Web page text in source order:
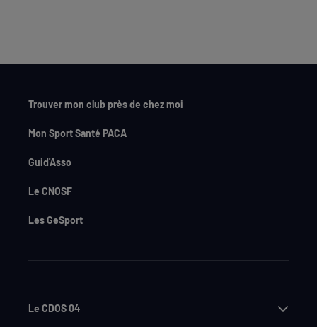
Trouver mon club près de chez moi
Mon Sport Santé PACA
Guid'Asso
Le CNOSF
Les GeSport
Le CDOS 04